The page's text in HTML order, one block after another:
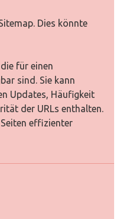
Dies könnte
für einen
sind. Sie kann
Updates, Häufigkeit
der URLs enthalten.
effizienter